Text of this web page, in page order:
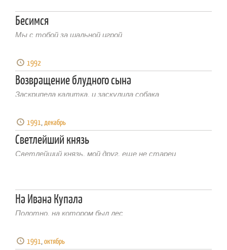
Бесимся
Мы с тобой за шальной игрой
1992
Возвращение блудного сына
Заскрипела калитка, и заскулила собака
1991,декабрь
Светлейший князь
Светлейший князь, мой друг, еще не старец
На Ивана Купала
Полотно, на котором был лес
1991,октябрь